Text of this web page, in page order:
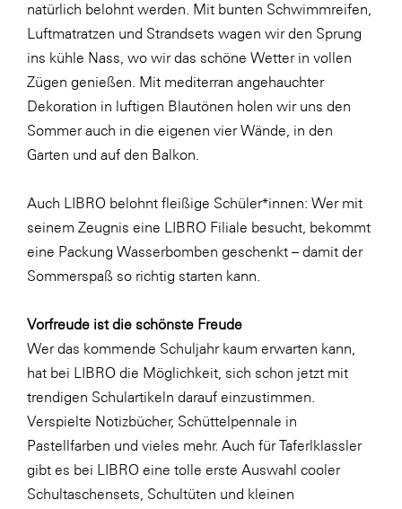
Fressnapf
FRoSTA
FV Energierohstoff & Kraftstoff
Gardena
GBV - Verband gemeinnütziger
Bauvereinigungen
Getzner Werkstoffe
ikp
JELD-WEN DANA
kosaplaner
Libro
natürlich belohnt werden. Mit bunten Schwimmreifen,
Luftmatratzen und Strandsets wagen wir den Sprung
ins kühle Nass, wo wir das schöne Wetter in vollen
Zügen genießen. Mit mediterran angehauchter
Dekoration in luftigen Blautönen holen wir uns den
Sommer auch in die eigenen vier Wände, in den
Garten und auf den Balkon.
Auch LIBRO belohnt fleißige Schüler*innen: Wer mit
seinem Zeugnis eine LIBRO Filiale besucht, bekommt
eine Packung Wasserbomben geschenkt – damit der
Sommerspaß so richtig starten kann.
Vorfreude ist die schönste Freude
Wer das kommende Schuljahr kaum erwarten kann,
hat bei LIBRO die Möglichkeit, sich schon jetzt mit
trendigen Schulartikeln darauf einzustimmen.
Verspielte Notizbücher, Schüttelpennale in
Pastellfarben und vieles mehr. Auch für Taferlklassler
gibt es bei LIBRO eine tolle erste Auswahl cooler
Schultaschensets, Schultüten und kleinen